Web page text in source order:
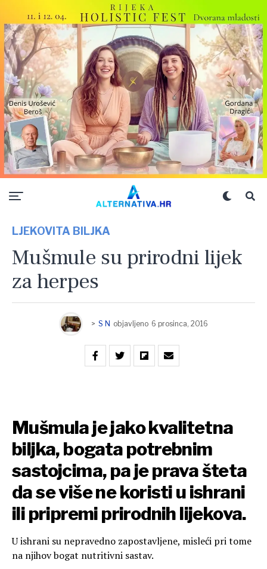
LJEKOVITA BILJKA
Mušmule su prirodni lijek
za herpes
> S N objavljeno 6 prosinca, 2016
Mušmula je jako kvalitetna
biljka, bogata potrebnim
sastojcima, pa je prava šteta
da se više ne koristi u ishrani
ili pripremi prirodnih lijekova.
U ishrani su nepravedno zapostavljene, misleći pri tome
na njihov bogat nutritivni sastav.